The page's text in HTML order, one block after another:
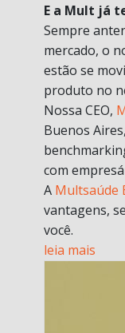
E a Mult já
Sempre
mercado, o
estão se
produto no
Nossa CEO,
Buenos
com
A Multsaúde
vantagens,
você.
leia mais